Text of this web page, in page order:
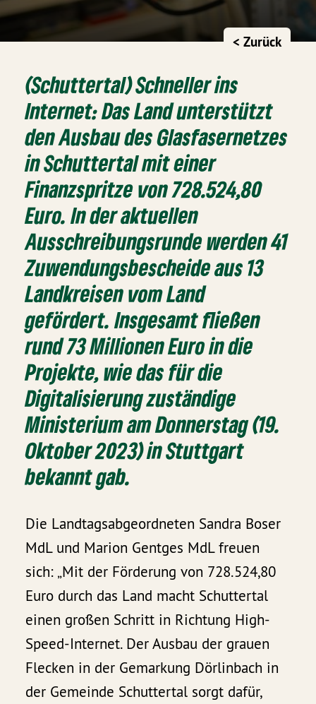
< Zurück
(Schuttertal) Schneller ins
Internet: Das Land unterstützt
den Ausbau des Glasfasernetzes
in Schuttertal mit einer
Finanzspritze von 728.524,80
Euro. In der aktuellen
Ausschreibungsrunde werden 41
Zuwendungsbescheide aus 13
Landkreisen vom Land
gefördert. Insgesamt fließen
rund 73 Millionen Euro in die
Projekte, wie das für die
Digitalisierung zuständige
Ministerium am Donnerstag (19.
Oktober 2023) in Stuttgart
bekannt gab.
Die Landtagsabgeordneten Sandra Boser
MdL und Marion Gentges MdL freuen
sich: „Mit der Förderung von 728.524,80
Euro durch das Land macht Schuttertal
einen großen Schritt in Richtung High-
Speed-Internet. Der Ausbau der grauen
Flecken in der Gemarkung Dörlinbach in
der Gemeinde Schuttertal sorgt dafür,